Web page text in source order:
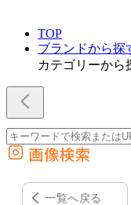
TOP
ブランドから探
カテゴリーから
外部サイトの商品をカートに
他のサイトで見つけた商品ページ
画像検索
一覧へ戻る